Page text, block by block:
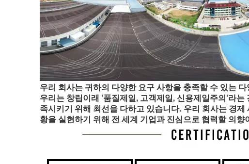
우리 회사는 귀하의 다양한 요구 사항을 충족할 수 있는
우리는 창립이래 '품질제일, 고객제일, 신용제일주의'라
족시키기 위해 최선을 다하고 있습니다. 우리 회사는 경
황을 실현하기 위해 전 세계 기업과 진심으로 협력할 의향